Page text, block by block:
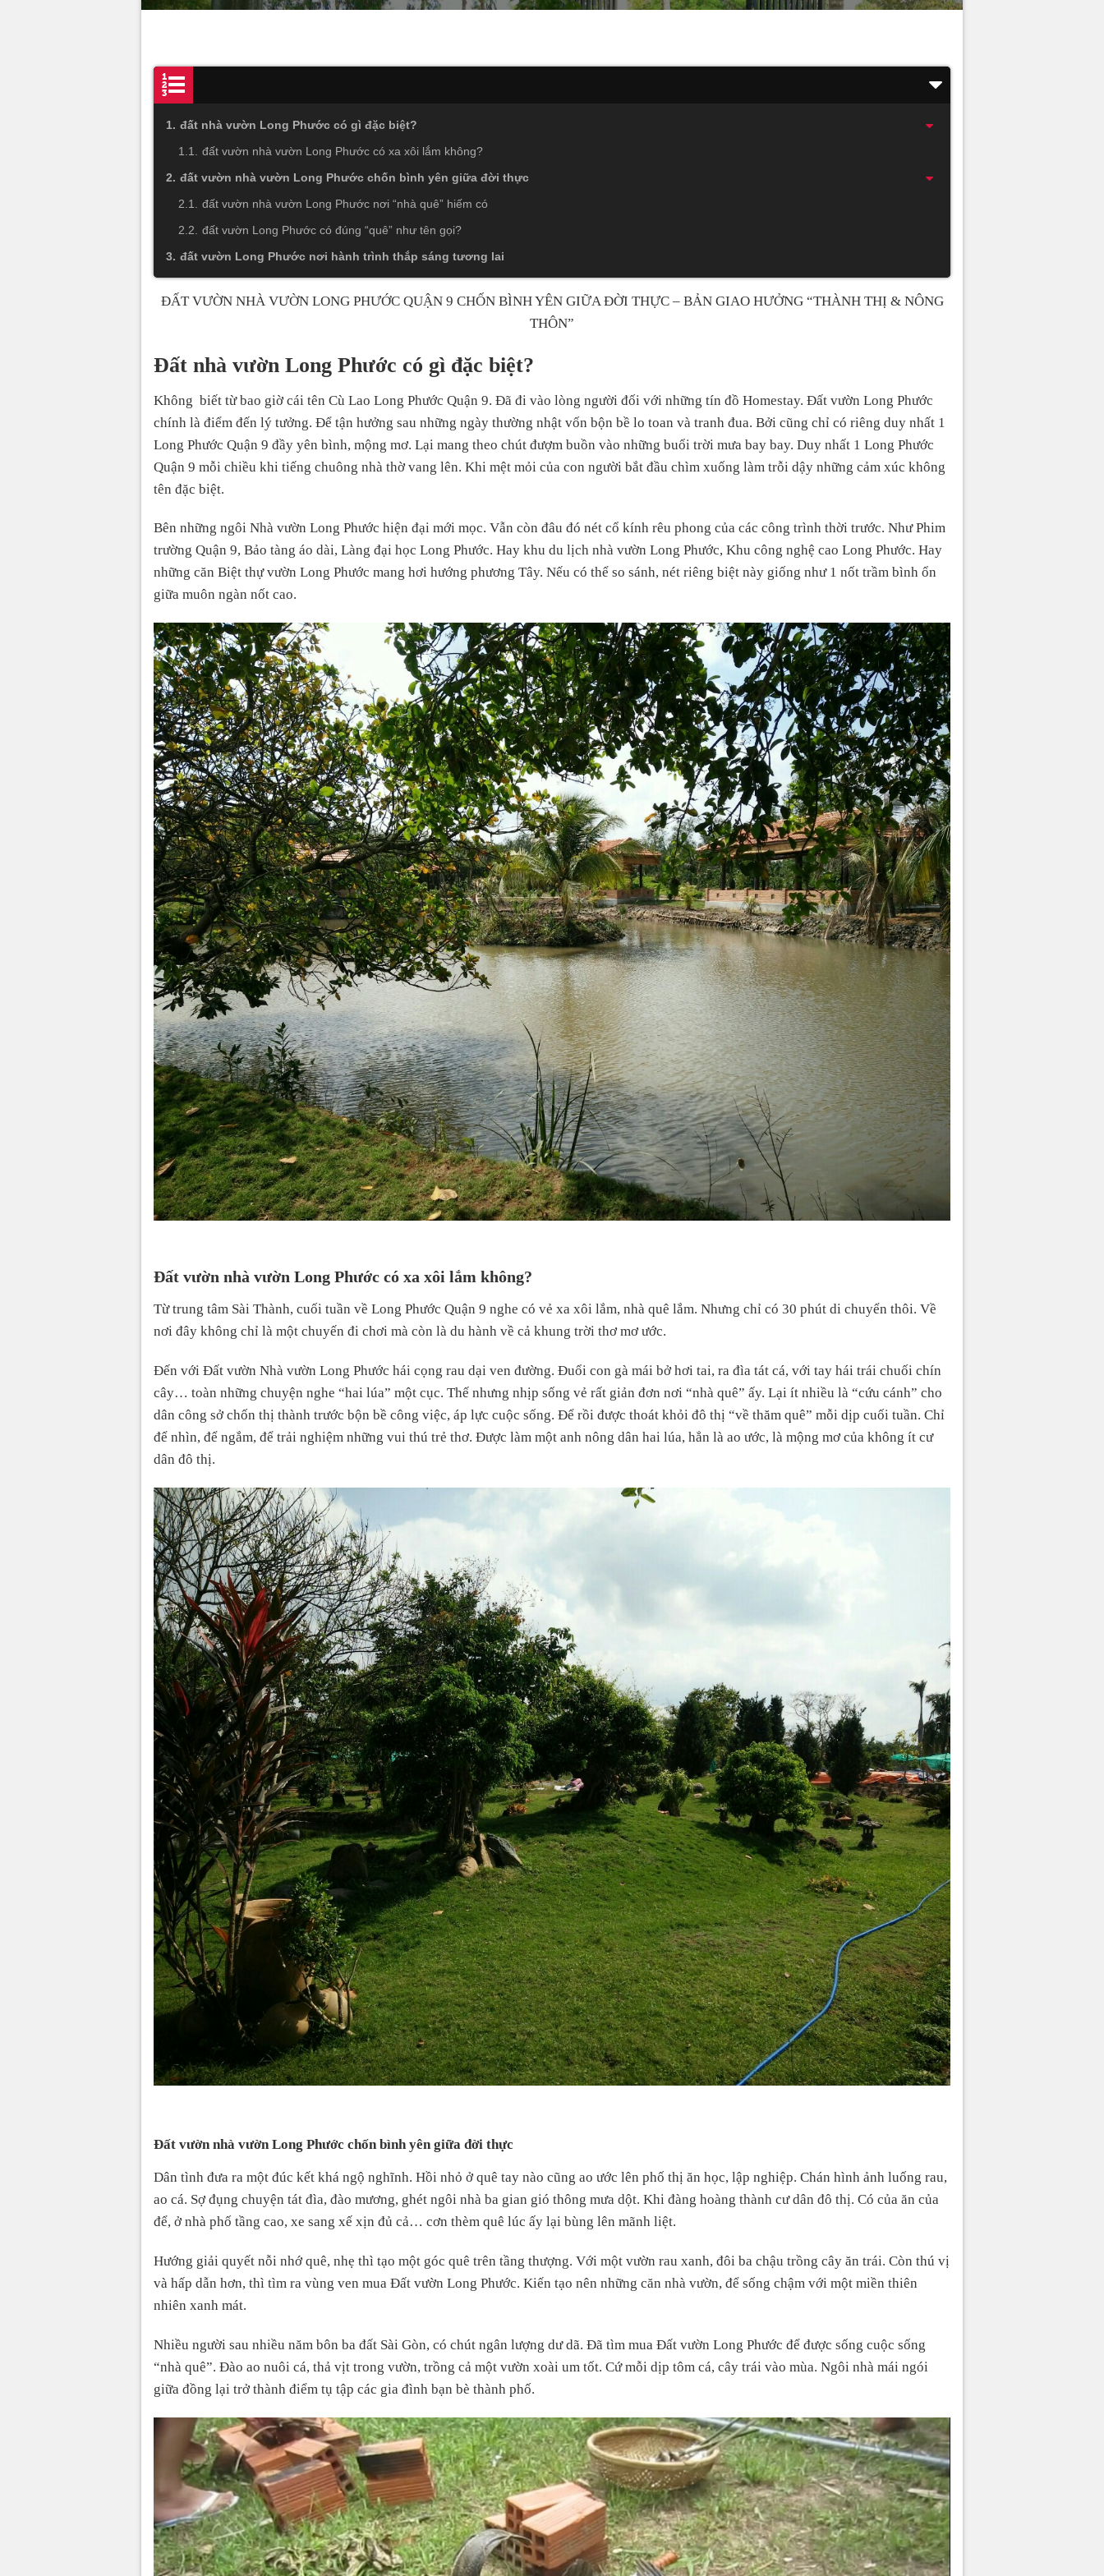
đất nhà vườn Long Phước có gì đặc biệt?
đất vườn nhà vườn Long Phước có xa xôi lắm không?
đất vườn nhà vườn Long Phước chốn bình yên giữa đời thực
đất vườn nhà vườn Long Phước nơi “nhà quê” hiếm có
đất vườn Long Phước có đúng “quê” như tên gọi?
đất vườn Long Phước nơi hành trình thắp sáng tương lai
ĐẤT VƯỜN NHÀ VƯỜN LONG PHƯỚC QUẬN 9 CHỐN BÌNH YÊN GIỮA ĐỜI THỰC – BẢN GIAO HƯỞNG “THÀNH THỊ & NÔNG
THÔN”
Đất nhà vườn Long Phước có gì đặc biệt?
Không biết từ bao giờ cái tên Cù Lao Long Phước Quận 9. Đã đi vào lòng người đối với những tín đồ Homestay. Đất vườn Long Phước
chính là điểm đến lý tưởng. Để tận hưởng sau những ngày thường nhật vốn bộn bề lo toan và tranh đua. Bởi cũng chỉ có riêng duy nhất 1
Long Phước Quận 9 đầy yên bình, mộng mơ. Lại mang theo chút đượm buồn vào những buổi trời mưa bay bay. Duy nhất 1 Long Phước
Quận 9 mỗi chiều khi tiếng chuông nhà thờ vang lên. Khi mệt mỏi của con người bắt đầu chìm xuống làm trỗi dậy những cảm xúc không
tên đặc biệt.
Bên những ngôi Nhà vườn Long Phước hiện đại mới mọc. Vẫn còn đâu đó nét cổ kính rêu phong của các công trình thời trước. Như Phim
trường Quận 9, Bảo tàng áo dài, Làng đại học Long Phước. Hay khu du lịch nhà vườn Long Phước, Khu công nghệ cao Long Phước. Hay
những căn Biệt thự vườn Long Phước mang hơi hướng phương Tây. Nếu có thể so sánh, nét riêng biệt này giống như 1 nốt trầm bình ổn
giữa muôn ngàn nốt cao.
Đất vườn nhà vườn Long Phước có xa xôi lắm không?
Từ trung tâm Sài Thành, cuối tuần về Long Phước Quận 9 nghe có vẻ xa xôi lắm, nhà quê lắm. Nhưng chỉ có 30 phút di chuyển thôi. Về
nơi đây không chỉ là một chuyến đi chơi mà còn là du hành về cả khung trời thơ mơ ước.
Đến với Đất vườn Nhà vườn Long Phước hái cọng rau dại ven đường. Đuổi con gà mái bở hơi tai, ra đìa tát cá, với tay hái trái chuối chín
cây… toàn những chuyện nghe “hai lúa” một cục. Thế nhưng nhịp sống vẻ rất giản đơn nơi “nhà quê” ấy. Lại ít nhiều là “cứu cánh” cho
dân công sở chốn thị thành trước bộn bề công việc, áp lực cuộc sống. Để rồi được thoát khỏi đô thị “về thăm quê” mỗi dịp cuối tuần. Chỉ
để nhìn, để ngắm, để trải nghiệm những vui thú trẻ thơ. Được làm một anh nông dân hai lúa, hẳn là ao ước, là mộng mơ của không ít cư
dân đô thị.
Đất vườn nhà vườn Long Phước chốn bình yên giữa đời thực
Dân tình đưa ra một đúc kết khá ngộ nghĩnh. Hồi nhỏ ở quê tay nào cũng ao ước lên phố thị ăn học, lập nghiệp. Chán hình ảnh luống rau,
ao cá. Sợ đụng chuyện tát đìa, đào mương, ghét ngôi nhà ba gian gió thông mưa dột. Khi đàng hoàng thành cư dân đô thị. Có của ăn của
để, ở nhà phố tầng cao, xe sang xế xịn đủ cả… cơn thèm quê lúc ấy lại bùng lên mãnh liệt.
Hướng giải quyết nỗi nhớ quê, nhẹ thì tạo một góc quê trên tầng thượng. Với một vườn rau xanh, đôi ba chậu trồng cây ăn trái. Còn thú vị
và hấp dẫn hơn, thì tìm ra vùng ven mua Đất vườn Long Phước. Kiến tạo nên những căn nhà vườn, để sống chậm với một miền thiên
nhiên xanh mát.
Nhiều người sau nhiều năm bôn ba đất Sài Gòn, có chút ngân lượng dư dã. Đã tìm mua Đất vườn Long Phước để được sống cuộc sống
“nhà quê”. Đào ao nuôi cá, thả vịt trong vườn, trồng cả một vườn xoài um tốt. Cứ mỗi dịp tôm cá, cây trái vào mùa. Ngôi nhà mái ngói
giữa đồng lại trở thành điểm tụ tập các gia đình bạn bè thành phố.